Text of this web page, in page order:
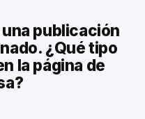
publicación
¿Qué tipo
la página de